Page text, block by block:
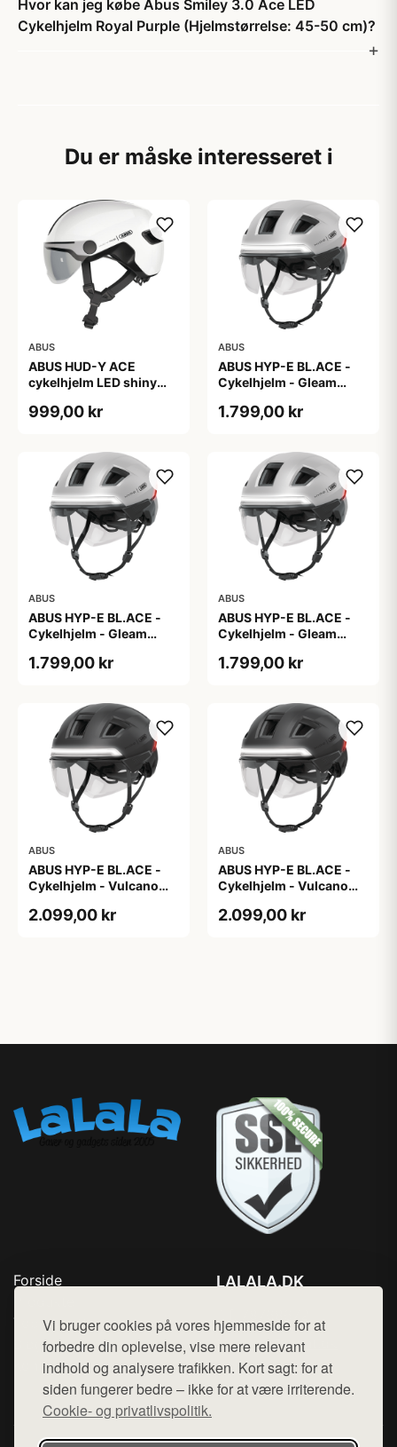
Vi bruger cookies på vores hjemmeside for at
forbedre din oplevelse, vise mere relevant
indhold og analysere trafikken. Kort sagt: for at
siden fungerer bedre – ikke for at være irriterende.
Cookie- og privatlivspolitik.
Hvor kan jeg købe Abus Smiley 3.0 Ace LED
Cykelhjelm Royal Purple (Hjelmstørrelse: 45-50 cm)?
Du er måske interesseret i
ABUS
ABUS HUD-Y ACE
cykelhjelm LED shiny
999,00 kr
ABUS
ABUS HYP-E BL.ACE -
Cykelhjelm - Gleam
1.799,00 kr
ABUS
ABUS HYP-E BL.ACE -
Cykelhjelm - Gleam
1.799,00 kr
ABUS
ABUS HYP-E BL.ACE -
Cykelhjelm - Gleam
1.799,00 kr
ABUS
ABUS HYP-E BL.ACE -
Cykelhjelm - Vulcano
2.099,00 kr
ABUS
ABUS HYP-E BL.ACE -
Cykelhjelm - Vulcano
2.099,00 kr
Forside
Top Rabatter
Blog
Kontakt
LALALA.DK
Mail: hej@want.dk
Cookie- og privatlivspolitik